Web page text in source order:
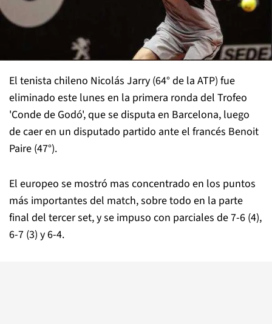
El tenista chileno Nicolás Jarry (64° de la ATP) fue
eliminado este lunes en la primera ronda del Trofeo
'Conde de Godó', que se disputa en Barcelona, luego
de caer en un disputado partido ante el francés Benoit
Paire (47°).
El europeo se mostró mas concentrado en los puntos
más importantes del match, sobre todo en la parte
final del tercer set, y se impuso con parciales de 7-6 (4),
6-7 (3) y 6-4.